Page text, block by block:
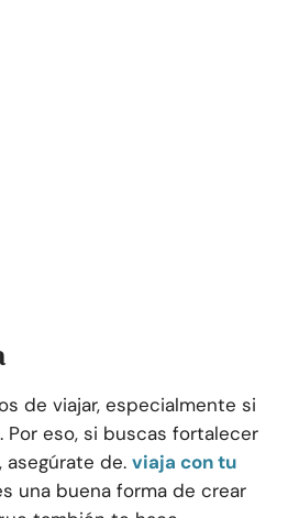
de viajar, especialmente si
Por eso, si buscas fortalecer
de. viaja con tu
una buena forma de crear